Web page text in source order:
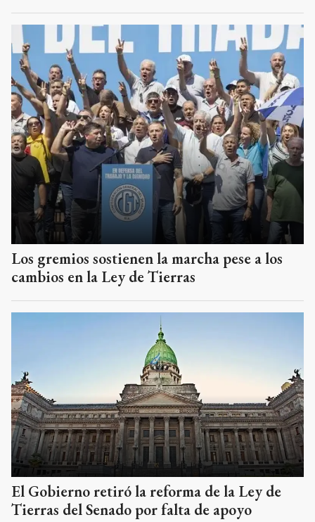
Los gremios sostienen la marcha pese a los
cambios en la Ley de Tierras
El Gobierno retiró la reforma de la Ley de
Tierras del Senado por falta de apoyo